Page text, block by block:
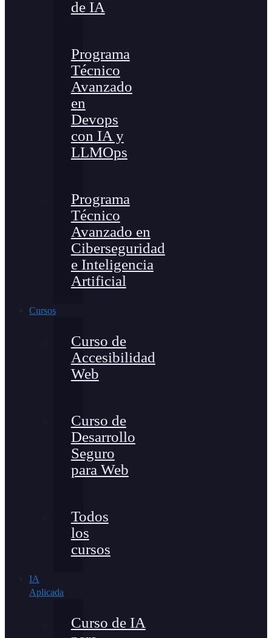
de IA
Programa
Técnico
Avanzado
en
Devops
con IA y
LLMOps
Programa
Técnico
Avanzado en
Ciberseguridad
e Inteligencia
Artificial
Cursos
Curso de
Accesibilidad
Web
Curso de
Desarrollo
Seguro
para Web
Todos
los
cursos
IA
Aplicada
Curso de IA